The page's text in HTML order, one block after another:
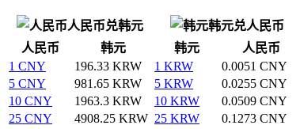
人民币兑韩元
韩元兑人民币
人民币
韩元 韩元
人民币
1 CNY
196.33 KRW 1 KRW
0.0051 CNY
5 CNY
981.65 KRW 5 KRW
0.0255 CNY
10 CNY
1963.3 KRW 10 KRW
0.0509 CNY
25 CNY
4908.25 KRW 25 KRW
0.1273 CNY